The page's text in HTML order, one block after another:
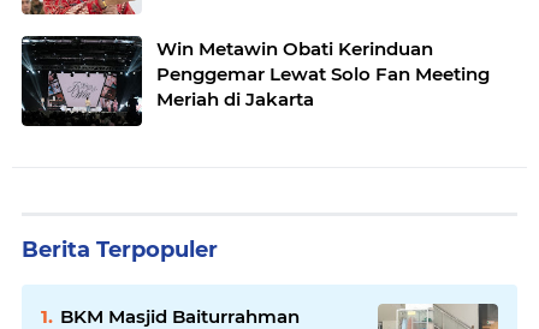
Win Metawin Obati Kerinduan
Penggemar Lewat Solo Fan Meeting
Meriah di Jakarta
Berita Terpopuler
BKM Masjid Baiturrahman